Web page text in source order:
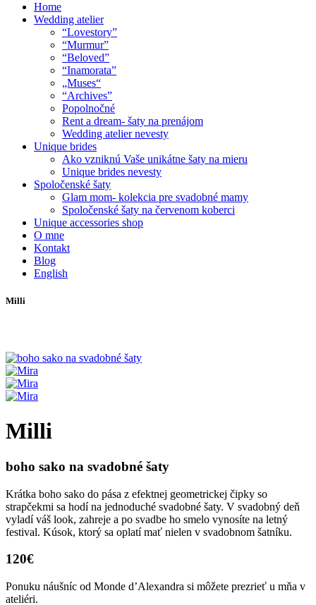
Home
Wedding atelier
“Lovestory”
“Murmur”
“Beloved”
“Inamorata”
„Muses“
“Archives”
Popolnočné
Rent a dream- šaty na prenájom
Wedding atelier nevesty
Unique brides
Ako vzniknú Vaše unikátne šaty na mieru
Unique brides nevesty
Spoločenské šaty
Glam mom- kolekcia pre svadobné mamy
Spoločenské šaty na červenom koberci
Unique accessories shop
O mne
Kontakt
Blog
English
Milli
Milli
boho sako na svadobné šaty
Krátka boho sako do pása z efektnej geometrickej čipky so
strapčekmi sa hodí na jednoduché svadobné šaty. V svadobný deň
vyladí váš look, zahreje a po svadbe ho smelo vynosíte na letný
festival. Kúsok, ktorý sa oplatí mať nielen v svadobnom šatníku.
120€
Ponuku náušníc od Monde d’Alexandra si môžete prezrieť u mňa v
ateliéri.